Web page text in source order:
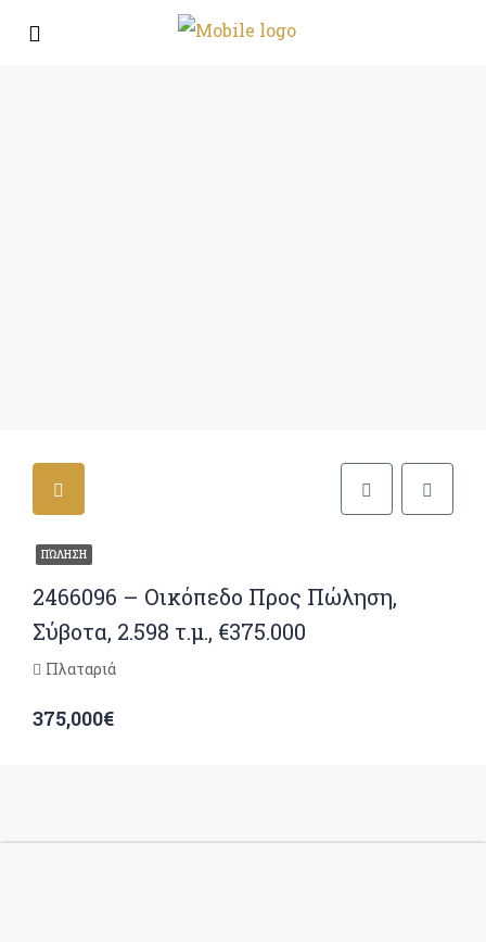
ΠΏΛΗΣΗ
2466096 – Οικόπεδο Προς Πώληση,
Σύβοτα, 2.598 τ.μ., €375.000
Πλαταριά
375,000€